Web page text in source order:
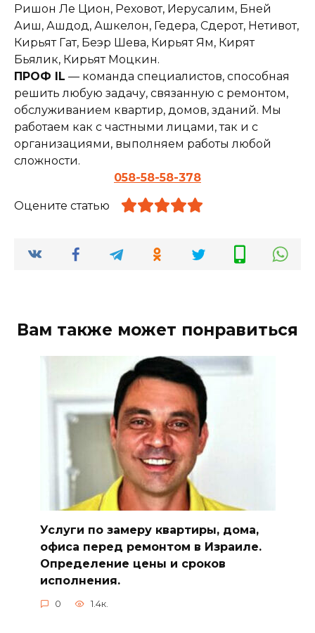
Ришон Ле Цион, Реховот, Иерусалим, Бней
Аиш, Ашдод, Ашкелон, Гедера, Сдерот, Нетивот,
Кирьят Гат, Беэр Шева, Кирьят Ям, Кирят
Бьялик, Кирьят Моцкин.
ПРОФ IL — команда специалистов, способная
решить любую задачу, связанную с ремонтом,
обслуживанием квартир, домов, зданий. Мы
работаем как с частными лицами, так и с
организациями, выполняем работы любой
сложности.
058-58-58-378
Оцените статью
Вам также может понравиться
Услуги по замеру квартиры, дома,
офиса перед ремонтом в Израиле.
Определение цены и сроков
исполнения.
0 1.4к.